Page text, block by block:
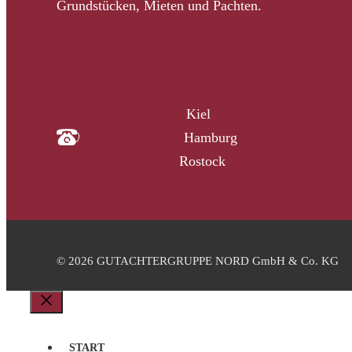
Grundstücken, Mieten und Pachten.
Kiel
Hamburg
Rostock
© 2026 GUTACHTERGRUPPE NORD GmbH & Co. KG
Schließen
START